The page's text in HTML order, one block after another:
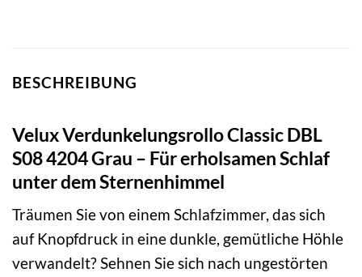
BESCHREIBUNG
Velux Verdunkelungsrollo Classic DBL
S08 4204 Grau – Für erholsamen Schlaf
unter dem Sternenhimmel
Träumen Sie von einem Schlafzimmer, das sich
auf Knopfdruck in eine dunkle, gemütliche Höhle
verwandelt? Sehnen Sie sich nach ungestörten